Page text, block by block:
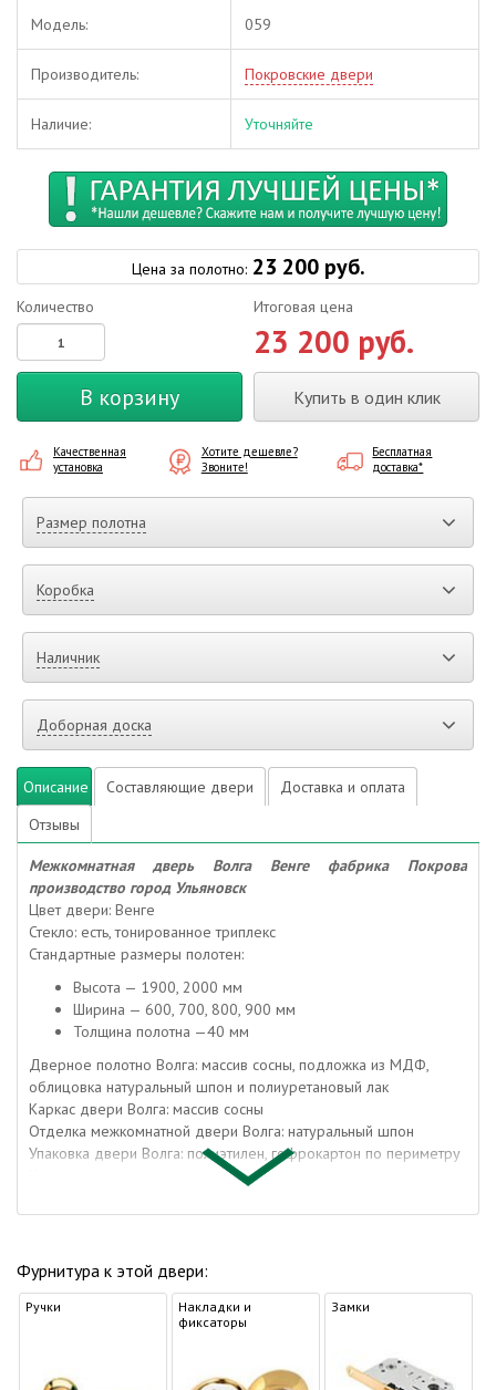
Модель: 059
Производитель: Покровские двери
Наличие: Уточняйте
Цена за полотно:23 200 руб.
Количество Итоговая цена
23 200 руб.
В корзину Купить в один клик
Качественная
установка
Хотите дешевле?
Звоните!
Бесплатная
доставка*
Размер полотна
Коробка
Наличник
Доборная доска
Описание Составляющие двери
Доставка и оплата
Отзывы
Межкомнатная дверь Волга Венге фабрика Покрова
производство город Ульяновск
Цвет двери: Венге
Стекло: есть, тонированное триплекс
Стандартные размеры полотен:
Высота — 1900, 2000 мм
Ширина — 600, 700, 800, 900 мм
Толщина полотна —40 мм
Дверное полотно Волга: массив сосны, подложка из МДФ,
облицовка натуральный шпон и полиуретановый лак
Каркас двери Волга: массив сосны
Отделка межкомнатной двери Волга: натуральный шпон
Упаковка двери Волга: полиэтилен, гофрокартон по периметру
Упаковка погонажа: полиэтилен, гофрокартон
Наличник: МДФ
Притворная планка: МДФ
Данную дверь можно сделать раздвижной.
О материале
нескольких древесных пород. Как правило, речь идет о
сочетании ели, сосны и других лиственных пород. Такое
Фурнитура к этой двери:
Ручки
Накладки и
фиксаторы
Замки